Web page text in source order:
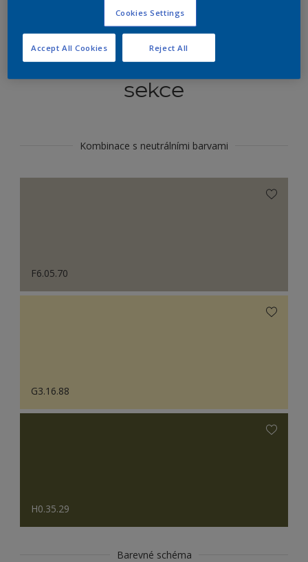
Koordinovat barevné
sekce
Kombinace s neutrálními barvami
F6.05.70
G3.16.88
H0.35.29
Barevné schéma
Cookies Settings
Reject All
Accept All Cookies